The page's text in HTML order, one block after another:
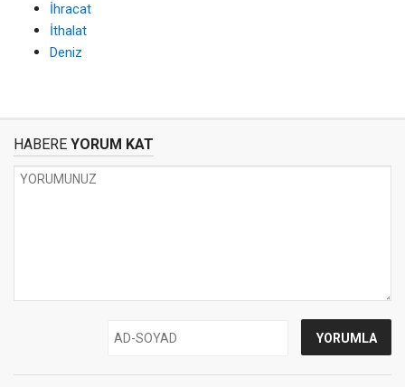
İhracat
İthalat
Deniz
HABERE YORUM KAT